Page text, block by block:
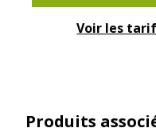
Informations sur les
Normes de conformité
Voir les
Produits